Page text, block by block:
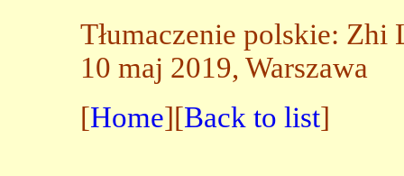
Tłumaczenie polskie: Zhi
10 maj 2019, Warszawa
[Home][Back to list]